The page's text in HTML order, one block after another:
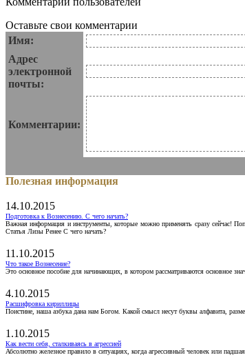
Оставьте свои комментарии
Имя:
Адрес
электронной
почты:
Комментарии:
Полезная информация
14.10.2015
Подготовка к Вознесению. С чего начать?
Важная информация и инструменты, которые можно применять сразу сейчас!
Статья Лизы Ренее С чего начать?
11.10.2015
Что такое Вознесение?
Это основное пособие для начинающих, в котором рассматриваются основное
4.10.2015
Расшифровка кириллицы
Поистине, наша азбука дана нам Богом. Какой смысл несут буквы алфавита,
1.10.2015
Как вести себя, сталкиваясь в агрессией
Абсолютно железное правило в ситуациях, когда агрессивный человек или